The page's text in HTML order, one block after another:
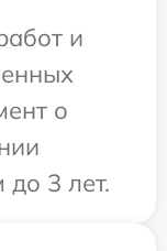
и
о
до 3 лет.